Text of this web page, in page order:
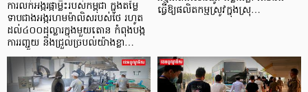
ការលក់អង្ករផ្កាម្លិះរបស់កម្ពុជា ក្នុងតម្លៃ
ទាបជាងអង្ករហមម៉ាលិសរបស់ថៃ រហូត
ដល់៤០០ដុល្លារក្នុងមួយតោន កំពុងបង្ក
ការរញ្ជួយ និងជ្រួលច្របល់យ៉ាងខ្លា…
ធ្វើឱ្យផលិតកម្មស្រូវក្នុងស្រុ…